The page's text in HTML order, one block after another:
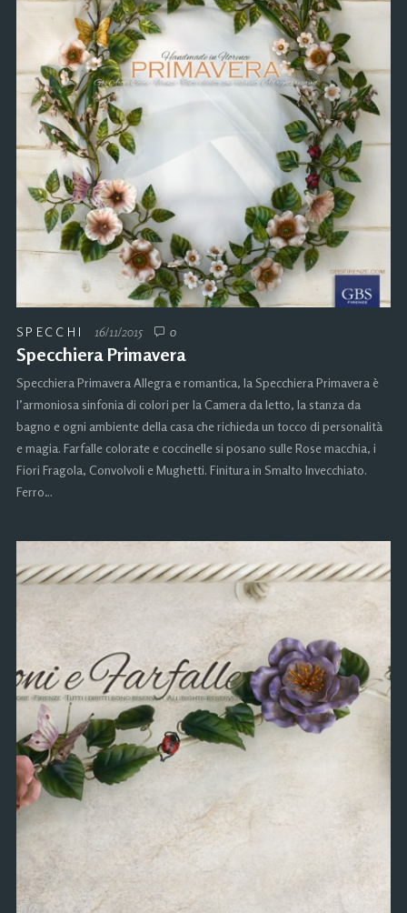
SPECCHI 16/11/2015 0
Specchiera Primavera
Specchiera Primavera Allegra e romantica, la Specchiera Primavera è
l’armoniosa sinfonia di colori per la Camera da letto, la stanza da
bagno e ogni ambiente della casa che richieda un tocco di personalità
e magia. Farfalle colorate e coccinelle si posano sulle Rose macchia, i
Fiori Fragola, Convolvoli e Mughetti. Finitura in Smalto Invecchiato.
Ferro…